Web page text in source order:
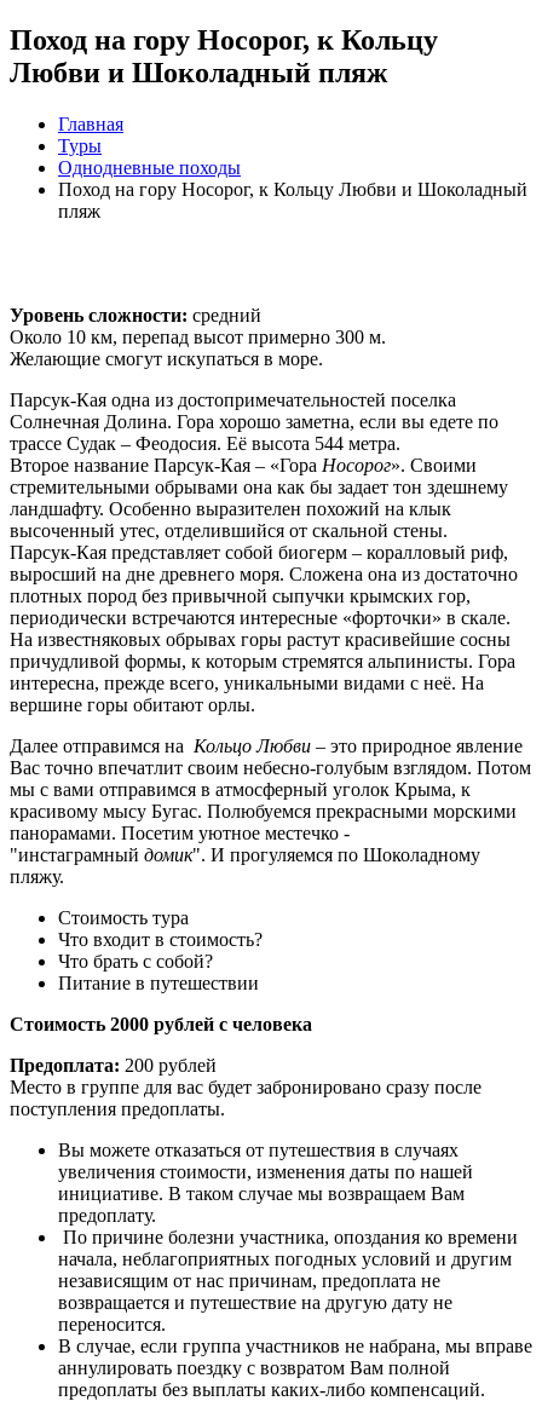
Поход на гору Носорог, к Кольцу
Любви и Шоколадный пляж
Главная
Туры
Однодневные походы
Поход на гору Носорог, к Кольцу Любви и Шоколадный
пляж
Уровень сложности: средний
Около 10 км, перепад высот примерно 300 м.
Желающие смогут искупаться в море.
Парсук-Кая одна из достопримечательностей поселка
Солнечная Долина. Гора хорошо заметна, если вы едете по
трассе Судак – Феодосия. Её высота 544 метра.
Второе название Парсук-Кая – «Гора Носорог». Своими
стремительными обрывами она как бы задает тон здешнему
ландшафту. Особенно выразителен похожий на клык
высоченный утес, отделившийся от скальной стены.
Парсук-Кая представляет собой биогерм – коралловый риф,
выросший на дне древнего моря. Сложена она из достаточно
плотных пород без привычной сыпучки крымских гор,
периодически встречаются интересные «форточки» в скале.
На известняковых обрывах горы растут красивейшие сосны
причудливой формы, к которым стремятся альпинисты. Гора
интересна, прежде всего, уникальными видами с неё. На
вершине горы обитают орлы.
Далее отправимся на Кольцо Любви – это природное явление
Вас точно впечатлит своим небесно-голубым взглядом. Потом
мы с вами отправимся в атмосферный уголок Крыма, к
красивому мысу Бугас. Полюбуемся прекрасными морскими
панорамами. Посетим уютное местечко -
"инстаграмный домик". И прогуляемся по Шоколадному
пляжу.
Стоимость тура
Что входит в стоимость?
Что брать с собой?
Питание в путешествии
Стоимость 2000 рублей с человека
Предоплата: 200 рублей
Место в группе для вас будет забронировано сразу после
поступления предоплаты.
Вы можете отказаться от путешествия в случаях
увеличения стоимости, изменения даты по нашей
инициативе. В таком случае мы возвращаем Вам
предоплату.
По причине болезни участника, опоздания ко времени
начала, неблагоприятных погодных условий и другим
независящим от нас причинам, предоплата не
возвращается и путешествие на другую дату не
переносится.
В случае, если группа участников не набрана, мы вправе
аннулировать поездку с возвратом Вам полной
предоплаты без выплаты каких-либо компенсаций.